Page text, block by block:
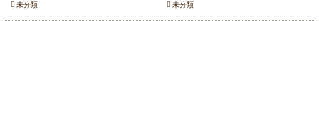
未分類 未分類